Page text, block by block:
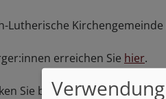
Lutherische
erreichen Sie hier.
Sie bitte auf die Bilder: